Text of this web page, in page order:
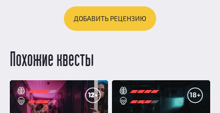
ДОБАВИТЬ РЕЦЕНЗИЮ
Похожие квесты
12+ 18+